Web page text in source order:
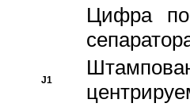
Цифра
J1